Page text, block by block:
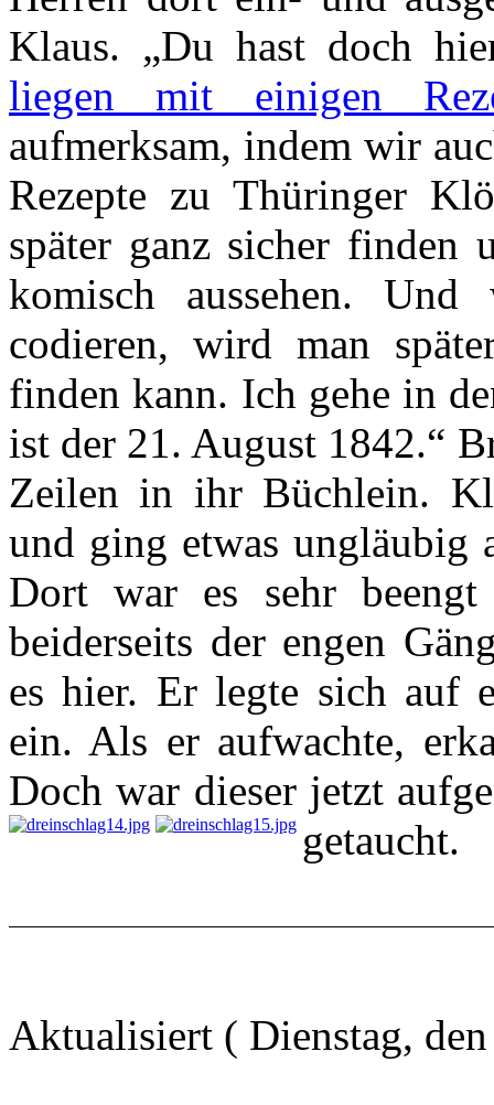
Klaus. „Du hast doch
liegen mit einigen
aufmerksam, indem wir
Rezepte zu Thüringer
später ganz sicher finden
komisch aussehen.
codieren, wird man
finden kann. Ich gehe in
ist der 21. August 1842.“
Zeilen in ihr Büchlein.
und ging etwas
Dort war es sehr
beiderseits der engen
es hier. Er legte sich auf
ein. Als er aufwachte,
Doch war dieser jetzt
getaucht.
Aktualisiert ( Dienstag,